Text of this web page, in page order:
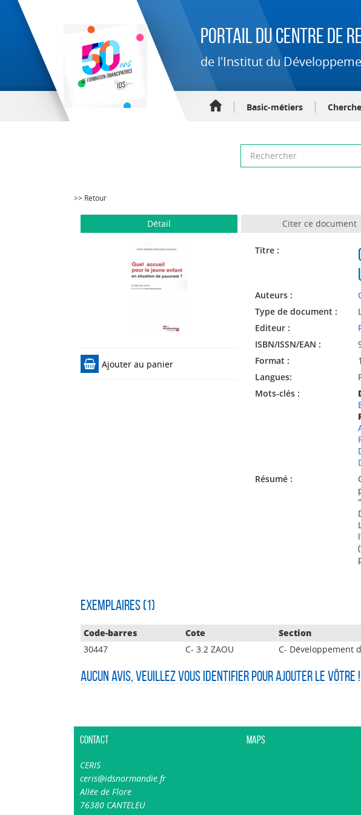
Portail du Centre de
de l'Institut du
Basic-métiers
>> Retour
Détail Citer ce document
Ajouter au panier
Titre :
Auteurs :
Type de document :
Editeur :
ISBN/ISSN/EAN :
Format :
Langues:
Mots-clés :
Résumé :
Exemplaires (1)
Code-barres Cote Section
30447
C- 3.2 ZAOU C- Développement
Aucun avis, veuillez vous identifier pour ajouter le vôtre !
Contact
CERIS
ceris@idsnormandie.fr
Allée de Flore
76380 CANTELEU
Maps